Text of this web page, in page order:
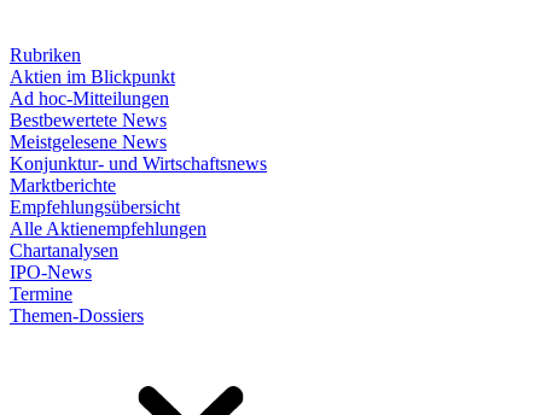
Rubriken
Aktien im Blickpunkt
Ad hoc-Mitteilungen
Bestbewertete News
Meistgelesene News
Konjunktur- und Wirtschaftsnews
Marktberichte
Empfehlungsübersicht
Alle Aktienempfehlungen
Chartanalysen
IPO-News
Termine
Themen-Dossiers